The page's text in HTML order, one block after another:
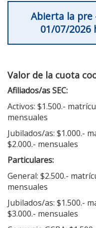
Abierta la pre
01/07/2026
Valor de la cuota
Afiliados/as SEC:
Activos: $1.500.-
mensuales
Jubilados/as: $1.000.-
$2.000.- mensuales
Particulares:
General: $2.500.-
mensuales
Jubilados/as: $1.500.-
$3.000.- mensuales